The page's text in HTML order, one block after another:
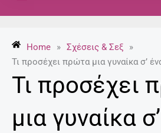
-
f
Home » Σχέσεις & Σεξ
»
Τι προσέχει πρώτα μια γυναίκα σ’
Τι προσέχει
μια γυναίκα